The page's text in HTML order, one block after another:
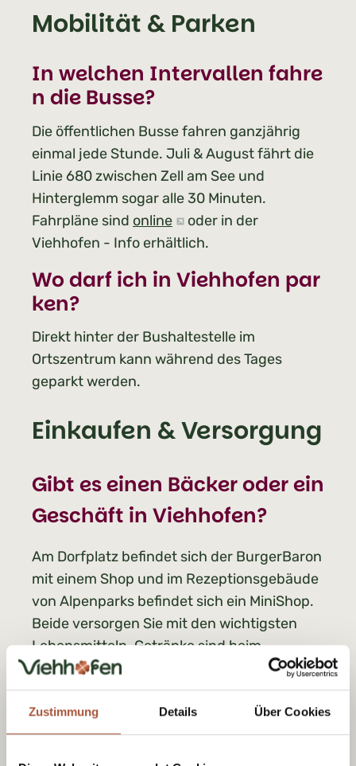
Zustimmung Details Über Cookies
Mobilität & Parken
In welchen Intervallen fahre
n die Busse?
Die öffentlichen Busse fahren ganzjährig
einmal jede Stunde. Juli & August fährt die
Linie 680 zwischen Zell am See und
Hinterglemm sogar alle 30 Minuten.
Fahrpläne sind online
oder in der
Viehhofen - Info erhältlich.
Wo darf ich in Viehhofen par
ken?
Direkt hinter der Bushaltestelle im
Ortszentrum kann während des Tages
geparkt werden.
Einkaufen & Versorgung
Gibt es einen Bäcker oder ein
Geschäft in Viehhofen?
Am Dorfplatz befindet sich der BurgerBaron
mit einem Shop und im Rezeptionsgebäude
von Alpenparks befindet sich ein MiniShop.
Beide versorgen Sie mit den wichtigsten
Lebensmitteln. Getränke sind beim
Getränkemarkt Hörl erhältlich.
Weitere Einkaufsmöglichkeiten gibt es in